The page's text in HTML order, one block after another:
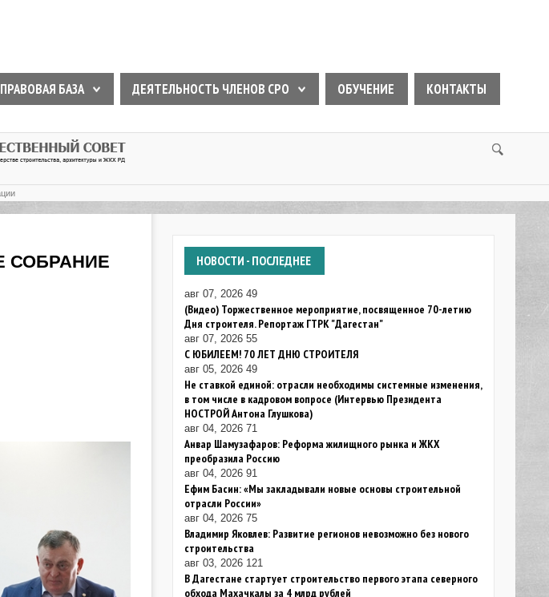
БАЗА ДЕЯТЕЛЬНОСТЬ ЧЛЕНОВ СРО ОБУЧЕНИЕ КОНТАКТЫ
СОБРАНИЕ
НОВОСТИ - ПОСЛЕДНЕЕ
авг 07, 2026 49
(Видео) Торжественное мероприятие, посвященное 70-летию
Дня строителя. Репортаж ГТРК "Дагестан"
авг 07, 2026 55
С ЮБИЛЕЕМ! 70 ЛЕТ ДНЮ СТРОИТЕЛЯ
авг 05, 2026 49
Не ставкой единой: отрасли необходимы системные изменения,
в том числе в кадровом вопросе (Интервью Президента
НОСТРОЙ Антона Глушкова)
авг 04, 2026 71
Анвар Шамузафаров: Реформа жилищного рынка и ЖКХ
преобразила Россию
авг 04, 2026 91
Ефим Басин: «Мы закладывали новые основы строительной
отрасли России»
авг 04, 2026 75
Владимир Яковлев: Развитие регионов невозможно без нового
строительства
авг 03, 2026 121
В Дагестане стартует строительство первого этапа северного
обхода Махачкалы за 4 млрд рублей